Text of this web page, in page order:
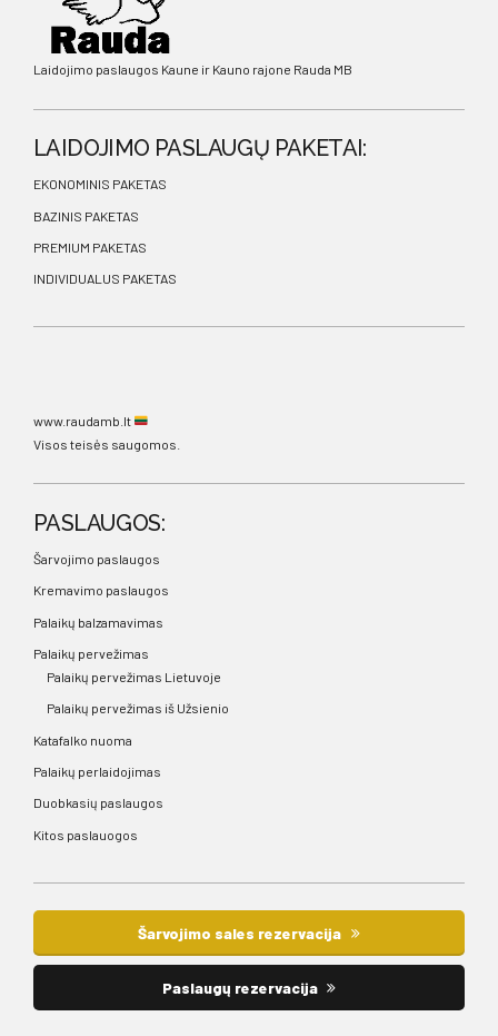
Laidojimo paslaugos Kaune ir Kauno rajone Rauda MB
LAIDOJIMO PASLAUGŲ PAKETAI:
EKONOMINIS PAKETAS
BAZINIS PAKETAS
PREMIUM PAKETAS
INDIVIDUALUS PAKETAS
www.raudamb.lt
Visos teisės saugomos.
PASLAUGOS:
Šarvojimo paslaugos
Kremavimo paslaugos
Palaikų balzamavimas
Palaikų pervežimas
Palaikų pervežimas Lietuvoje
Palaikų pervežimas iš Užsienio
Katafalko nuoma
Palaikų perlaidojimas
Duobkasių paslaugos
Kitos paslauogos
Šarvojimo sales rezervacija
Paslaugų rezervacija